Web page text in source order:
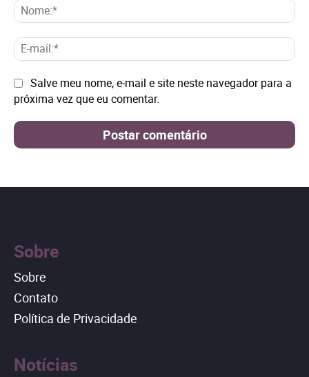
E-
Site: Salve meu nome, e-mail e site neste navegador para a
próxima vez que eu comentar.
Sobre
Sobre
Contato
Política de Privacidade
Notícias